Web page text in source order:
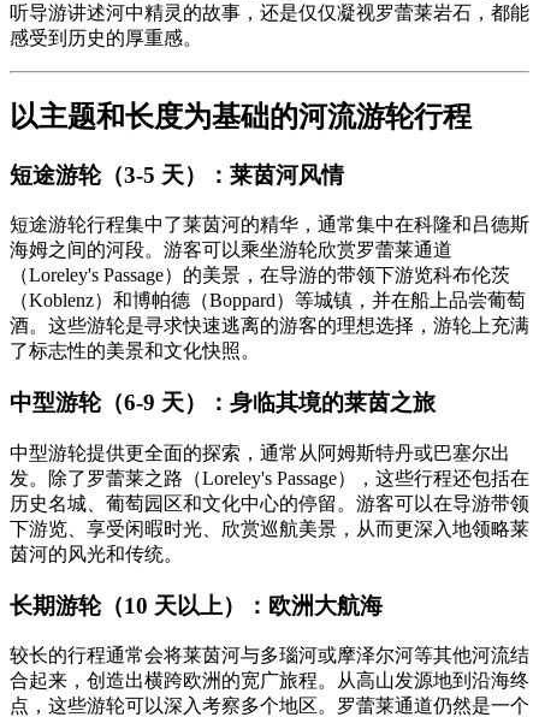
听导游讲述河中精灵的故事，还是仅仅凝视罗蕾莱岩石，都能
感受到历史的厚重感。
以主题和长度为基础的河流游轮行程
短途游轮（3-5 天）：莱茵河风情
短途游轮行程集中了莱茵河的精华，通常集中在科隆和吕德斯
海姆之间的河段。游客可以乘坐游轮欣赏罗蕾莱通道
（Loreley's Passage）的美景，在导游的带领下游览科布伦茨
（Koblenz）和博帕德（Boppard）等城镇，并在船上品尝葡萄
酒。这些游轮是寻求快速逃离的游客的理想选择，游轮上充满
了标志性的美景和文化快照。
中型游轮（6-9 天）：身临其境的莱茵之旅
中型游轮提供更全面的探索，通常从阿姆斯特丹或巴塞尔出
发。除了罗蕾莱之路（Loreley's Passage），这些行程还包括在
历史名城、葡萄园区和文化中心的停留。游客可以在导游带领
下游览、享受闲暇时光、欣赏巡航美景，从而更深入地领略莱
茵河的风光和传统。
长期游轮（10 天以上）：欧洲大航海
较长的行程通常会将莱茵河与多瑙河或摩泽尔河等其他河流结
合起来，创造出横跨欧洲的宽广旅程。从高山发源地到沿海终
点，这些游轮可以深入考察多个地区。罗蕾莱通道仍然是一个